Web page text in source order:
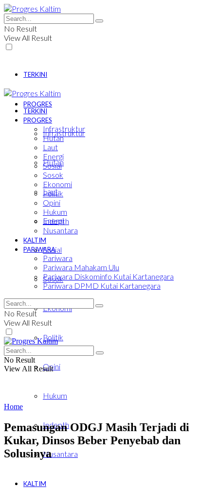
No Result
View All Result
TERKINI
PROGRES
Infrastruktur
Hutan
Laut
Energi
Sosial
Sosok
Ekonomi
Politik
Opini
Hukum
Indepth
Nusantara
KALTIM
TERKINI
PROGRES
Infrastruktur
Hutan
Laut
Energi
Sosial
Sosok
Ekonomi
Politik
Opini
Hukum
Indepth
Nusantara
KALTIM
PARIWARA
Pariwara
Pariwara Mahakam Ulu
Pariwara Diskominfo Kutai Kartanegara
Pariwara DPMD Kutai Kartanegara
No Result
View All Result
No Result
View All Result
Home
Pemasungan ODGJ Masih Terjadi di
Kukar, Dinsos Beber Penyebab dan
Solusinya